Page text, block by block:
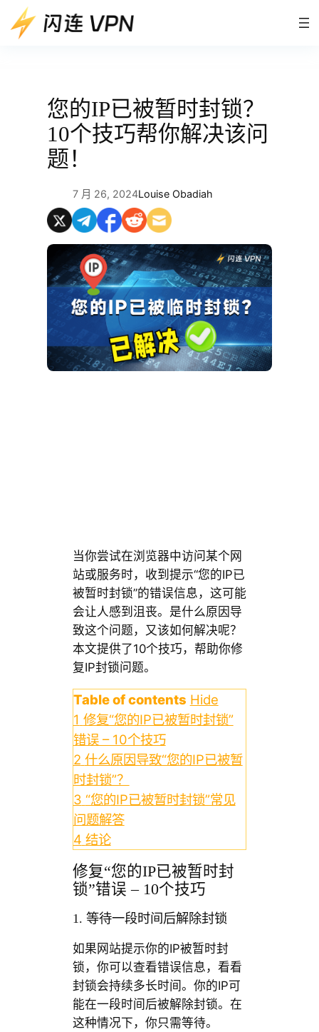
至
您的IP已被暂时封锁？
10个技巧帮你解决该问
题！
7 月 26, 2024Louise Obadiah
当你尝试在浏览器中访问某个网
站或服务时，收到提示“您的IP已
被暂时封锁”的错误信息，这可能
会让人感到沮丧。是什么原因导
致这个问题，又该如何解决呢？
本文提供了10个技巧，帮助你修
复IP封锁问题。
Table of contents Hide
1 修复“您的IP已被暂时封锁”
错误 – 10个技巧
2 什么原因导致“您的IP已被暂
时封锁”？
3 “您的IP已被暂时封锁”常见
问题解答
4 结论
修复“您的IP已被暂时封
锁”错误 – 10个技巧
1. 等待一段时间后解除封锁
如果网站提示你的IP被暂时封
锁，你可以查看错误信息，看看
封锁会持续多长时间。你的IP可
能在一段时间后被解除封锁。在
这种情况下，你只需等待。